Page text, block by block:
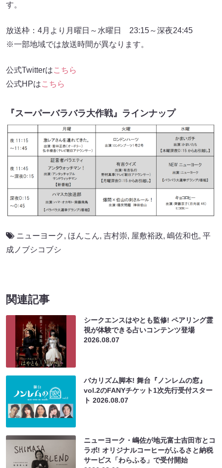
す。
放送枠：4月より月曜日～水曜日 23:15～深夜24:45
※一部地域では放送時間が異なります。
公式Twitterはこちら
公式HPはこちら
『スーパーバラバラ大作戦』ラインナップ
ニューヨーク , ほんこん, 吉村崇, 屋敷裕政, 嶋佐和也, 平
成ノブシコブシ
関連記事
シークエンスはやとも監修! ペアリング霊
視が体験できる占いコンテンツ登場
2026.08.07
バカリズム脚本! 舞台『ノンレムの窓』
vol.2のFANYチケット1次先行受付スター
ト2026.08.07
ニューヨーク・嶋佐が地元富士吉田市とコ
ラボ! オリジナルコーヒーがふるさと納税
サービス「わらふる」で受付開始